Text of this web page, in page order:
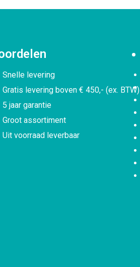
Snelle levering
Gratis levering boven € 450,- (ex. BTW)
5 jaar garantie
Groot assortiment
Uit voorraad leverbaar